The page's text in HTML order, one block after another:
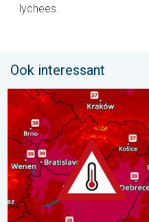
lychees.
Ook interessant
Extreme hitte in Oost-